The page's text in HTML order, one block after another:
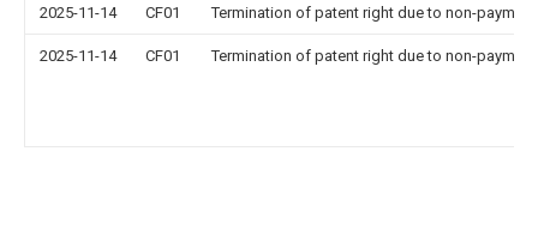
2025-11-14 CF01 Termination of patent right due to non-
2025-11-14 CF01 Termination of patent right due to non-